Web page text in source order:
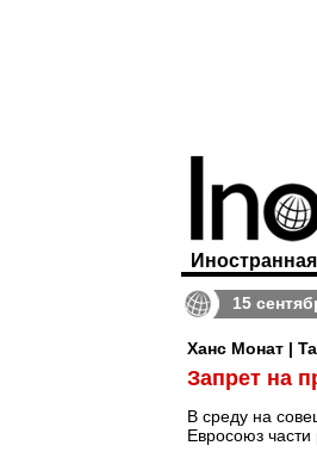
15
Ханс Монат |
Запрет на
В среду на
Евросоюз